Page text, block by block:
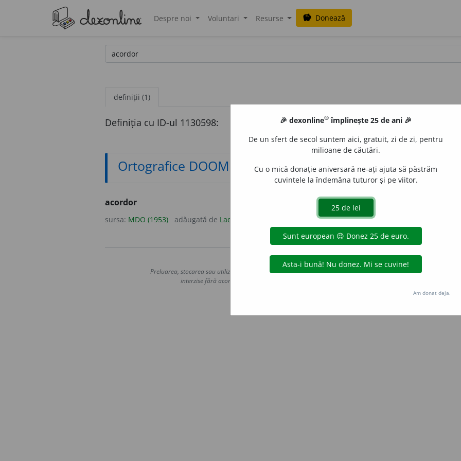
Despre noi Voluntari Resurse savings Donează
definiții (1)
Definiția cu ID-ul 1130598:
Ortografice DOOM
acordor
sursa: MDO (1953) adăugată de Ladislau Strifler
Copyright © 2004-2026 dexonline (https://dexonline.ro)
Preluarea, stocarea sau utilizarea datelor de pe acest site, inclusiv prin orice metode de extragere automată
interzise fără acordul nostru prealabil scris, cu excepția seturilor de date oferite oficial spre utilizare
Hosterion
🎉 dexonline® împlinește 25 de ani 🎉
De un sfert de secol suntem aici, gratuit, zi de zi, pentru
milioane de căutări.
Cu o mică donație aniversară ne-ați ajuta să păstrăm
cuvintele la îndemâna tuturor și pe viitor.
Am donat deja.